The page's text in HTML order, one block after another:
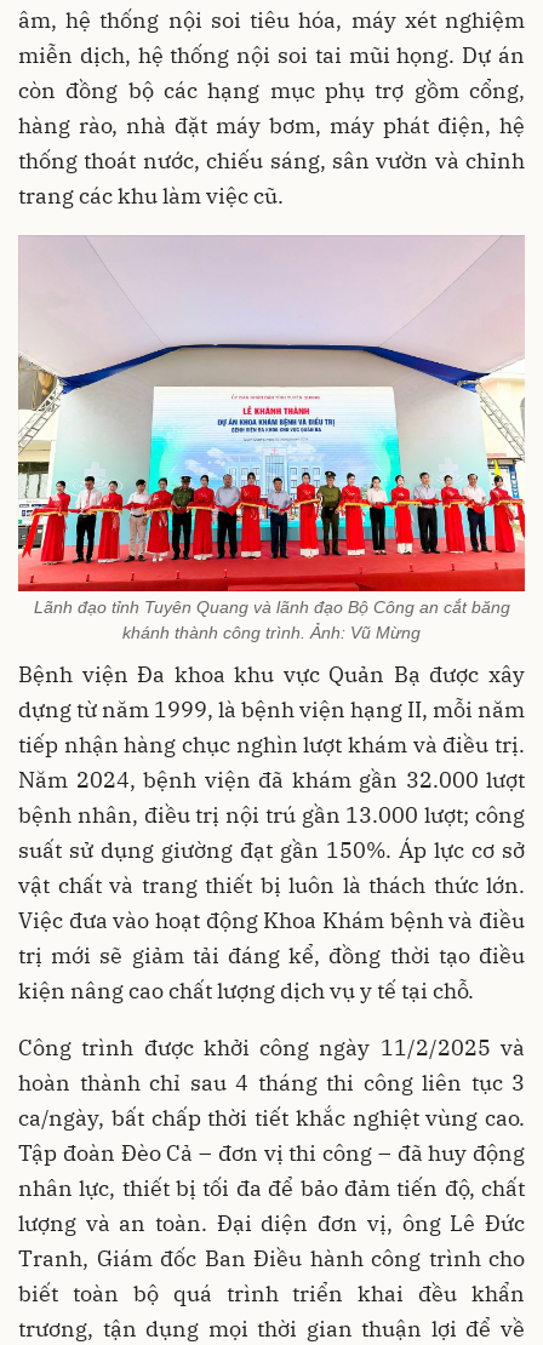
âm, hệ thống nội soi tiêu hóa, máy xét nghiệm
miễn dịch, hệ thống nội soi tai mũi họng. Dự án
còn đồng bộ các hạng mục phụ trợ gồm cổng,
hàng rào, nhà đặt máy bơm, máy phát điện, hệ
thống thoát nước, chiếu sáng, sân vườn và chỉnh
trang các khu làm việc cũ.
Lãnh đạo tỉnh Tuyên Quang và lãnh đạo Bộ Công an cắt băng
khánh thành công trình. Ảnh: Vũ Mừng
Bệnh viện Đa khoa khu vực Quản Bạ được xây
dựng từ năm 1999, là bệnh viện hạng II, mỗi năm
tiếp nhận hàng chục nghìn lượt khám và điều trị.
Năm 2024, bệnh viện đã khám gần 32.000 lượt
bệnh nhân, điều trị nội trú gần 13.000 lượt; công
suất sử dụng giường đạt gần 150%. Áp lực cơ sở
vật chất và trang thiết bị luôn là thách thức lớn.
Việc đưa vào hoạt động Khoa Khám bệnh và điều
trị mới sẽ giảm tải đáng kể, đồng thời tạo điều
kiện nâng cao chất lượng dịch vụ y tế tại chỗ.
Công trình được khởi công ngày 11/2/2025 và
hoàn thành chỉ sau 4 tháng thi công liên tục 3
ca/ngày, bất chấp thời tiết khắc nghiệt vùng cao.
Tập đoàn Đèo Cả – đơn vị thi công – đã huy động
nhân lực, thiết bị tối đa để bảo đảm tiến độ, chất
lượng và an toàn. Đại diện đơn vị, ông Lê Đức
Tranh, Giám đốc Ban Điều hành công trình cho
biết toàn bộ quá trình triển khai đều khẩn
trương, tận dụng mọi thời gian thuận lợi để về